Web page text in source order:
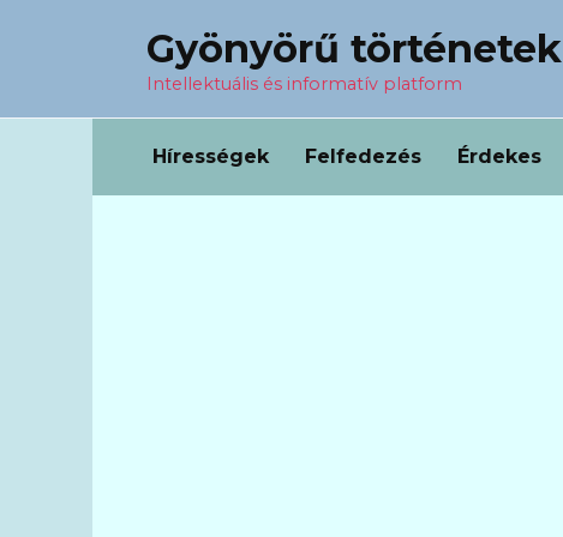
Gyönyörű történetek
Intellektuális és informatív platform
Hírességek Felfedezés Érdekes